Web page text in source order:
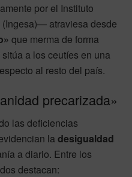
por el Instituto
atraviesa desde
que merma de forma
a los ceutíes en una
al resto del país.
precarizada»
las deficiencias
ladesigualdad
a diario. Entre los
destacan: